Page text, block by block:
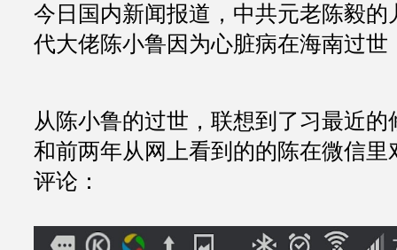
今日国内新闻报道，中共元老陈毅的
代大佬陈小鲁因为心脏病在海南过世
从陈小鲁的过世，联想到了习最近的
和前两年从网上看到的的陈在微信里
评论：